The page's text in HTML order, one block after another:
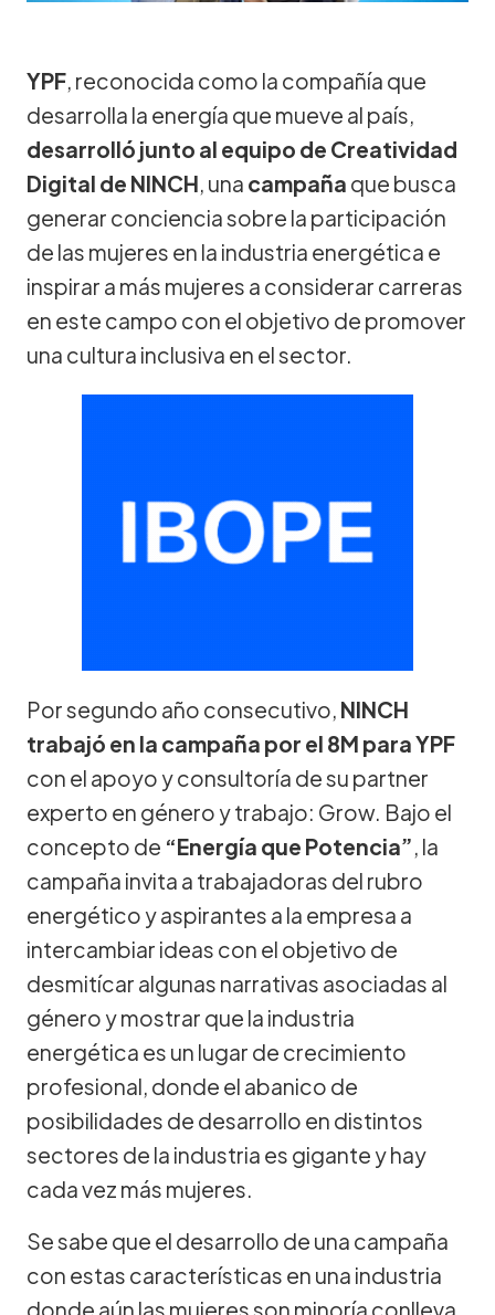
YPF, reconocida como la compañía que
desarrolla la energía que mueve al país,
desarrolló junto al equipo de Creatividad
Digital de NINCH, una campaña que busca
generar conciencia sobre la participación
de las mujeres en la industria energética e
inspirar a más mujeres a considerar carreras
en este campo con el objetivo de promover
una cultura inclusiva en el sector.
Por segundo año consecutivo, NINCH
trabajó en la campaña por el 8M para YPF
con el apoyo y consultoría de su partner
experto en género y trabajo: Grow. Bajo el
concepto de “Energía que Potencia”, la
campaña invita a trabajadoras del rubro
energético y aspirantes a la empresa a
intercambiar ideas con el objetivo de
desmitícar algunas narrativas asociadas al
género y mostrar que la industria
energética es un lugar de crecimiento
profesional, donde el abanico de
posibilidades de desarrollo en distintos
sectores de la industria es gigante y hay
cada vez más mujeres.
Se sabe que el desarrollo de una campaña
con estas características en una industria
donde aún las mujeres son minoría conlleva